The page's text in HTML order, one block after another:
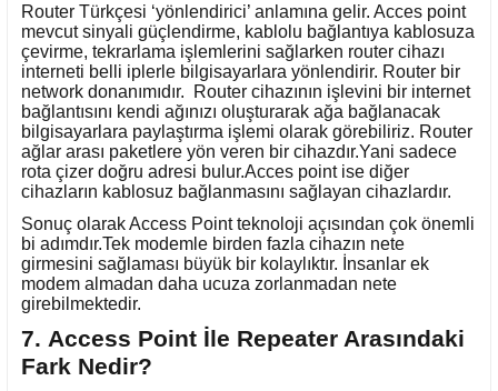
Router Türkçesi ‘yönlendirici’ anlamına gelir. Acces point
mevcut sinyali güçlendirme, kablolu bağlantıya kablosuza
çevirme, tekrarlama işlemlerini sağlarken router cihazı
interneti belli iplerle bilgisayarlara yönlendirir. Router bir
network donanımıdır. Router cihazının işlevini bir internet
bağlantısını kendi ağınızı oluşturarak ağa bağlanacak
bilgisayarlara paylaştırma işlemi olarak görebiliriz. Router
ağlar arası paketlere yön veren bir cihazdır.Yani sadece
rota çizer doğru adresi bulur.Acces point ise diğer
cihazların kablosuz bağlanmasını sağlayan cihazlardır.
Sonuç olarak Access Point teknoloji açısından çok önemli
bi adımdır.Tek modemle birden fazla cihazın nete
girmesini sağlaması büyük bir kolaylıktır. İnsanlar ek
modem almadan daha ucuza zorlanmadan nete
girebilmektedir.
7. Access Point İle Repeater Arasındaki
Fark Nedir?